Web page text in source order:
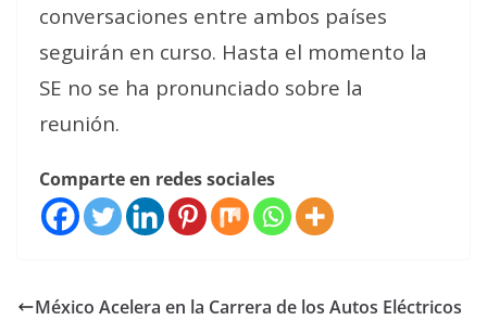
conversaciones entre ambos países
seguirán en curso. Hasta el momento la
SE no se ha pronunciado sobre la
reunión.
Comparte en redes sociales
México Acelera en la Carrera de los Autos Eléctricos